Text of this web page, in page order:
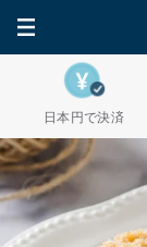
日本円で決済